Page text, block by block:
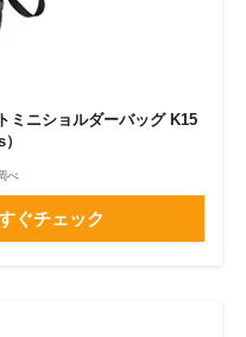
ミニショルダーバッグ K15
べ
ぐチェック